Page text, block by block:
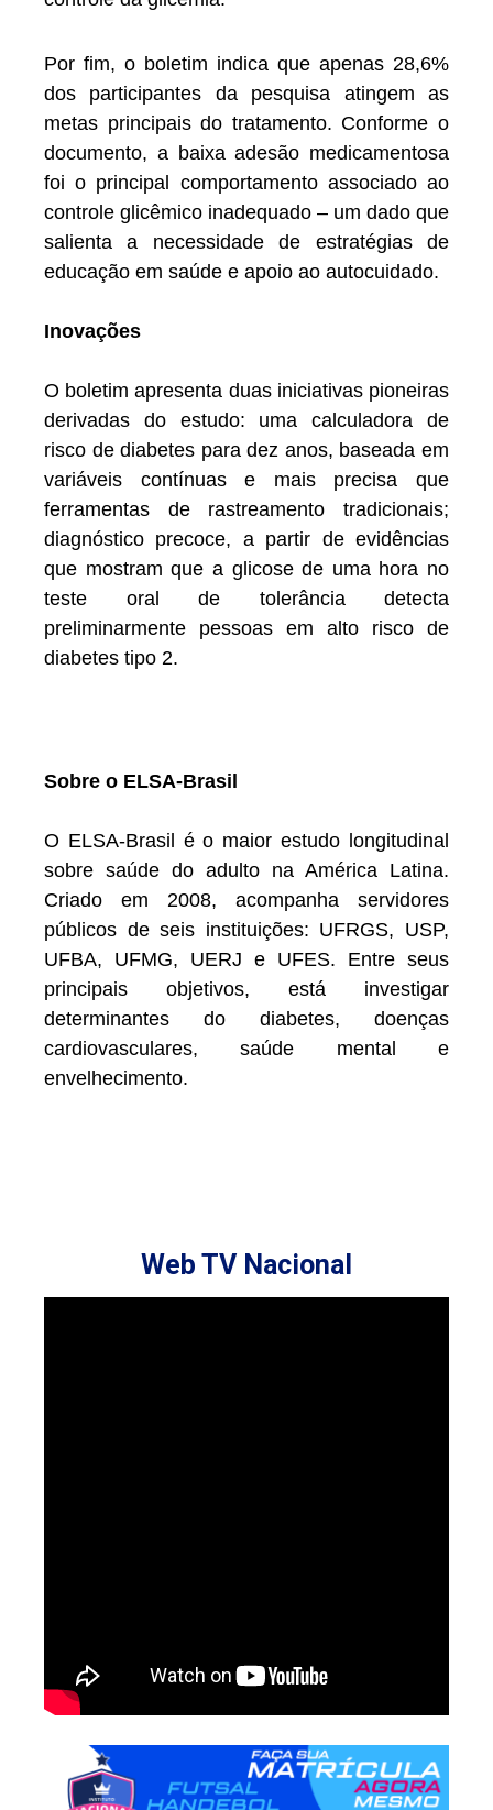
Por fim, o boletim indica que apenas 28,6%
dos participantes da pesquisa atingem as
metas principais do tratamento. Conforme o
documento, a baixa adesão medicamentosa
foi o principal comportamento associado ao
controle glicêmico inadequado – um dado que
salienta a necessidade de estratégias de
educação em saúde e apoio ao autocuidado.
Inovações
O boletim apresenta duas iniciativas pioneiras
derivadas do estudo: uma calculadora de
risco de diabetes para dez anos, baseada em
variáveis contínuas e mais precisa que
ferramentas de rastreamento tradicionais;
diagnóstico precoce, a partir de evidências
que mostram que a glicose de uma hora no
teste oral de tolerância detecta
preliminarmente pessoas em alto risco de
diabetes tipo 2.
Sobre o ELSA-Brasil
O ELSA-Brasil é o maior estudo longitudinal
sobre saúde do adulto na América Latina.
Criado em 2008, acompanha servidores
públicos de seis instituições: UFRGS, USP,
UFBA, UFMG, UERJ e UFES. Entre seus
principais objetivos, está investigar
determinantes do diabetes, doenças
cardiovasculares, saúde mental e
envelhecimento.
Web TV Nacional